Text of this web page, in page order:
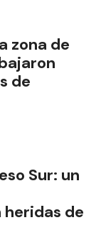
zona de
de
Sur: un
de